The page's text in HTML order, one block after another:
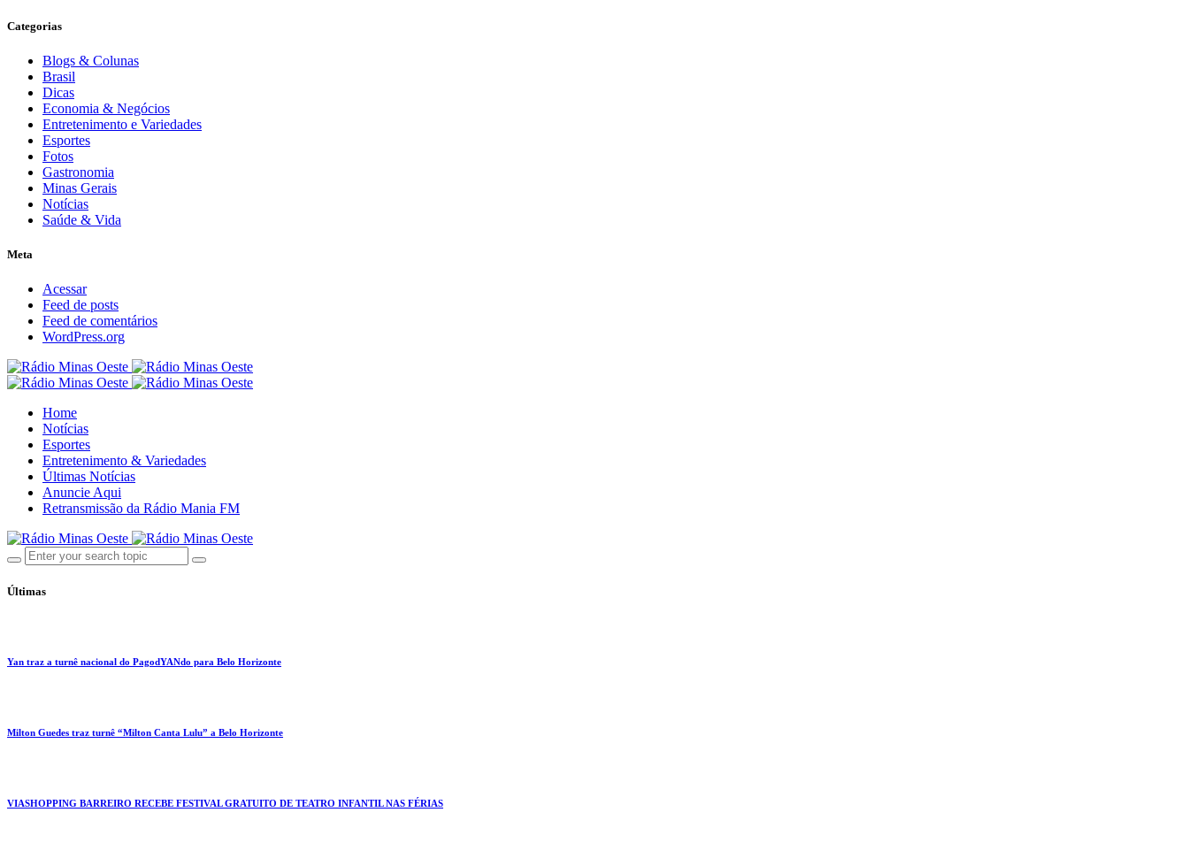
Categorias
Blogs & Colunas
Brasil
Dicas
Economia & Negócios
Entretenimento e Variedades
Esportes
Fotos
Gastronomia
Minas Gerais
Notícias
Saúde & Vida
Meta
Acessar
Feed de posts
Feed de comentários
WordPress.org
Home
Notícias
Esportes
Entretenimento & Variedades
Últimas Notícias
Anuncie Aqui
Retransmissão da Rádio Mania FM
Últimas
Yan traz a turnê nacional do PagodYANdo para Belo Horizonte
Milton Guedes traz turnê “Milton Canta Lulu” a Belo Horizonte
VIASHOPPING BARREIRO RECEBE FESTIVAL GRATUITO DE TEATRO INFANTIL NAS FÉRIAS